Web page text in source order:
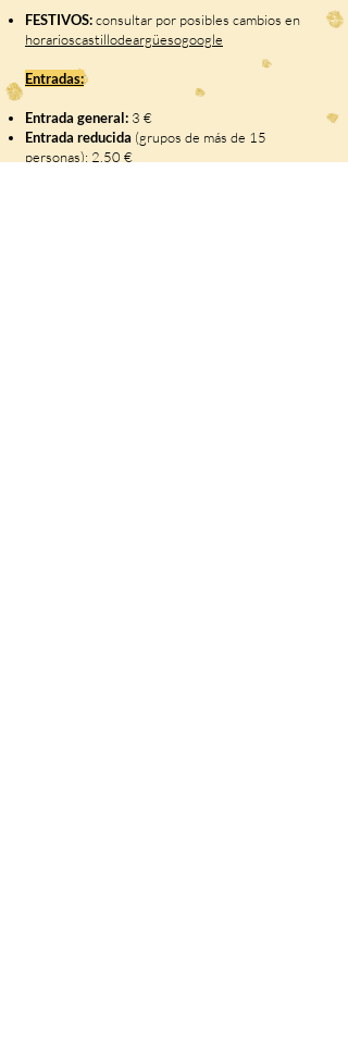
FESTIVOS:consultar por posibles cambios en
horarioscastillodeargüesogoogle
Entradas:
Entrada general: 3 €
Entrada reducida (grupos de más de 15
personas): 2,50 €